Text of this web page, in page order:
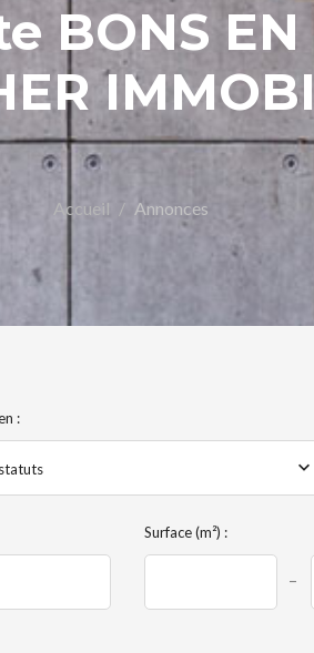
BONS EN
Accueil Annonces
:
Surface (m²) :